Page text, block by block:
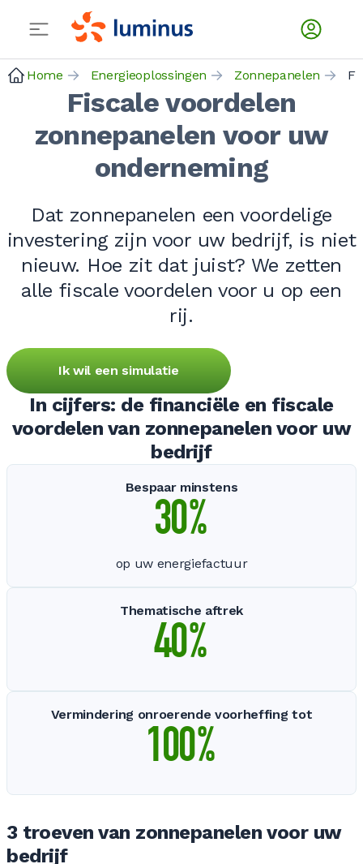
Home Energieoplossingen Zonnepanelen
Fiscale voordelen
zonnepanelen voor uw
onderneming
Dat zonnepanelen een voordelige
investering zijn voor uw bedrijf, is niet
nieuw. Hoe zit dat juist? We zetten
alle fiscale voordelen voor u op een
rij.
Ik wil een simulatie
In cijfers: de financiële en fiscale
voordelen van zonnepanelen voor uw
bedrijf
Bespaar minstens
%
30
op uw energiefactuur
Thematische aftrek
%
40
Vermindering onroerende voorheffing tot
%
100
3 troeven van zonnepanelen voor uw
bedrijf